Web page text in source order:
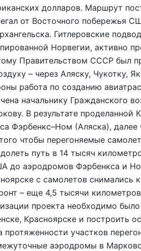
долларов. Маршрут
от Восточного побережья
Гитлеровские
Норвегии, активно
Правительством СССР был
– через Аляску, Чукотку,
работа по созданию
начальнику Гражданского
В результате
Фэрбенкс–Ном (Аляска), далее
чтобы перегоняемые
путь в 14 тысяч
до аэродромов Фэрбенкса и
с самолетов снимались
– еще 4,5 тысячи
проекта необходимо
Красноярске и построить
протяженности участков
аэродромы в